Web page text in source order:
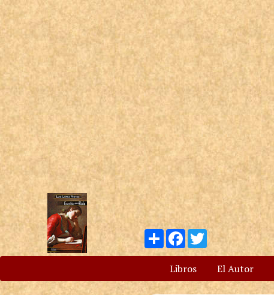
Compartir
Facebook
Twitter
Libros El Autor